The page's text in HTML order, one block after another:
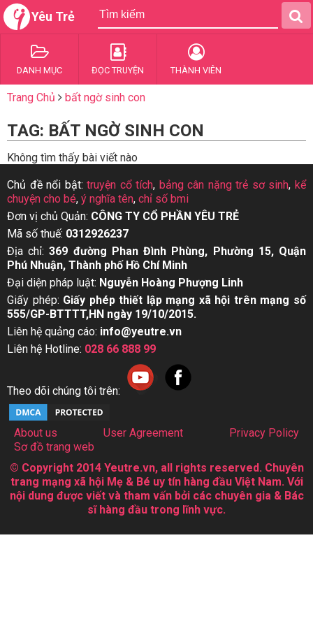
Yêu Trẻ
DANH MỤC ĐỌC TRUYỆN THÀNH VIÊN
Trang Chủ bất ngờ sinh con
TAG: BẤT NGỜ SINH CON
Không tìm thấy bài viết nào
Chủ đề nổi bật:truyện cổ tích, bảng cân nặng trẻ sơ sinh,kể
chuyện cho bé, ý nghĩa tên, chỉ số bmi
Đơn vị chủ Quản: CÔNG TY CỔ PHẦN YÊU TRẺ
Mã số thuế: 0312926237
Địa chỉ:369 đường Phan Đình Phùng, Phường 15, Quận
Phú Nhuận, Thành phố Hồ Chí Minh
Đại diện pháp luật: Nguyễn Hoàng Phượng Linh
Giấy phép: Giấy phép thiết lập mạng xã hội trên mạng số
555/GP-BTTTT,HN ngày 19/10/2015.
Liên hệ quảng cáo: info@yeutre.vn
Liên hệ Hotline: 028 66 888 99
Theo dõi chúng tôi trên:
About us User Agreement
Privacy Policy
Sơ đồ trang web
© Copyright 2014 Yeutre.vn, all rights reserved. Chuyên
trang mạng xã hội Mẹ & Bé uy tín hàng đầu Việt Nam. Với
nội dung được viết và tham vấn bởi các chuyên gia & Bác
sĩ hàng đầu trong lĩnh vực.